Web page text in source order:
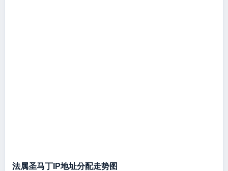
法属圣马丁IP地址分配走势图